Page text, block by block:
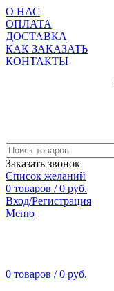
О НАС
ОПЛАТА
ДОСТАВКА
КАК ЗАКАЗАТЬ
КОНТАКТЫ
Заказать звонок
Список желаний
0 товаров / 0 руб.
Вход/Регистрация
Меню
0 товаров / 0 руб.